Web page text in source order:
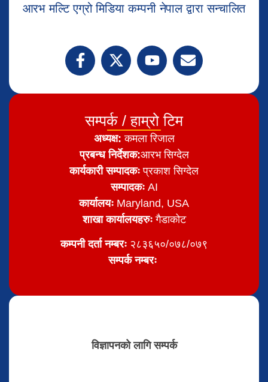
आरभ मल्टि एग्रो मिडिया कम्पनी नेपाल द्वारा सन्चालित
सम्पर्क / हाम्रो टिम
अध्यक्ष:कमला रिजाल
प्रबन्ध निर्देशक:आरभ सिग्देल
कार्यकारी सम्पादकः प्रकाश सिग्देल
सम्पादकःAI
कार्यालयः Maryland, USA
शाखा कार्यालयहरुःगैडाकोट
कम्पनी दर्ता नम्बरः २८३६५०/०७८/०७९
सम्पर्क नम्बरः
विज्ञापनको लागि सम्पर्क